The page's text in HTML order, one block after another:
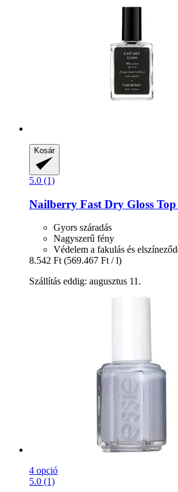
Kosár
5.0 (1)
Nailberry Fast Dry Gloss
Gyors száradás
Nagyszerű fény
Védelem a fakulás és
8.542 Ft (569.467 Ft / l)
Szállítás eddig: augusztus 11.
4 opció
5.0 (1)